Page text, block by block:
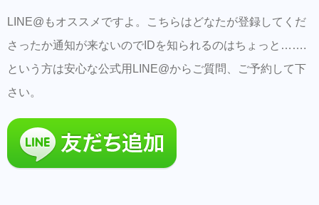
LINE@もオススメですよ。こちらはどなたが登録してくだ
さったか通知が来ないのでIDを知られるのはちょっと…….
という方は安心な公式用LINE@からご質問、ご予約して下
さい。